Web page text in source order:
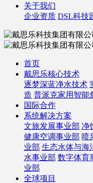
关于我们
企业资质 DSL科技
首页
戴思乐核心技术
逐梦深蓝净水技术
造 普派克家用智能
国际合作
系统解决方案
文旅发展事业部 净
健康空调事业部 喷
业部 生态水体与海
水事业部 数字体育
业部
全球项目